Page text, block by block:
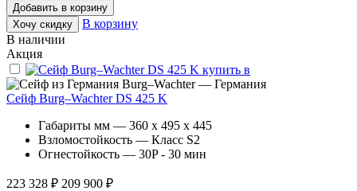
Добавить в корзину
Хочу скидку
В корзину
В наличии
Акция
Burg–Wachter — Германия
Сейф Burg–Wachter DS 425 K
Габариты мм — 360 x 495 x 445
Взломостойкость — Класс S2
Огнестойкость — 30P - 30 мин
223 328 ₽ 209 900 ₽